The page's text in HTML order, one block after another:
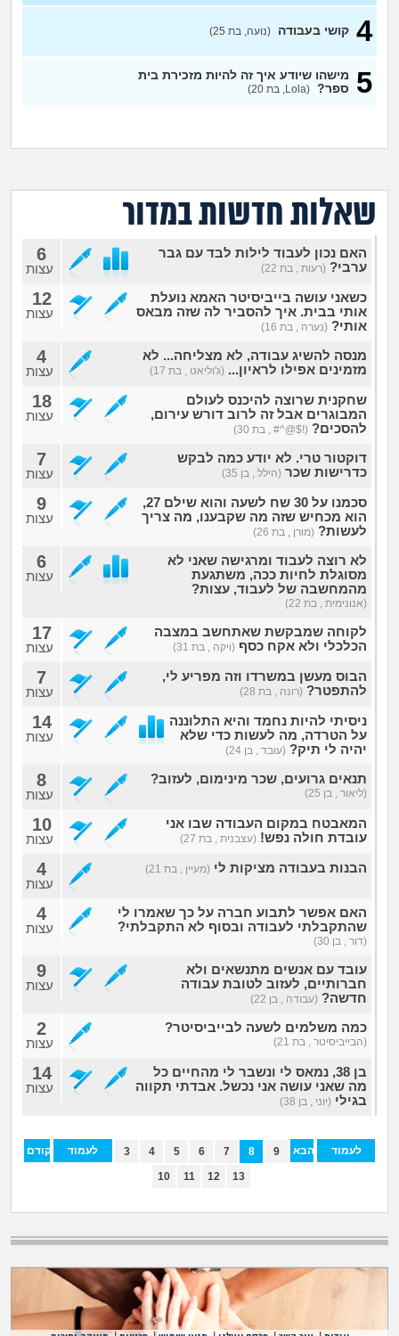
עבודה וקריירה
חברים ואנשים
מה שעובר עליי
שומרים על הגוף
יוקר המחיה
גאווה
4 קושי בעבודה (נועה, בת 25)
5
מישהו שיודע איך זה להיות מזכירת בית
ספר? (Lola, בת 20)
שאלות חדשות במדור
האם נכון לעבוד לילות לבד עם גבר
ערבי? (רעות , בת 22)
6
עצות
כשאני עושה בייביסיטר האמא נועלת
אותי בבית. איך להסביר לה שזה מבאס
אותי? (נערה , בת 16)
12
עצות
מנסה להשיג עבודה, לא מצליחה... לא
מזמינים אפילו לראיון... (ג'וליאט , בת 17)
4
עצות
שחקנית שרוצה להיכנס לעולם
המבוגרים אבל זה לרוב דורש עירום,
להסכים? (!$@^# , בת 30)
18
עצות
דוקטור טרי. לא יודע כמה לבקש
כדרישות שכר (הילל , בן 35)
7
עצות
סכמנו על 30 שח לשעה והוא שילם 27,
הוא מכחיש שזה מה שקבענו, מה צריך
לעשות? (מורן , בת 26)
9
עצות
לא רוצה לעבוד ומרגישה שאני לא
מסוגלת לחיות ככה, משתגעת
מהמחשבה של לעבוד, עצות?
(אנונימית , בת 22)
6
עצות
לקוחה שמבקשת שאתחשב במצבה
הכלכלי ולא אקח כסף (ויקה , בת 31)
17
עצות
הבוס מעשן במשרדו וזה מפריע לי,
להתפטר? (רונה , בת 28)
7
עצות
ניסיתי להיות נחמד והיא התלוננה
על הטרדה, מה לעשות כדי שלא
יהיה לי תיק? (עובד , בן 24)
14
עצות
תנאים גרועים, שכר מינימום, לעזוב?
(ליאור , בן 25)
8
עצות
המאבטח במקום העבודה שבו אני
עובדת חולה נפש! (עצבנית , בת 27)
10
עצות
הבנות בעבודה מציקות לי (מעיין , בת 21) 4
עצות
האם אפשר לתבוע חברה על כך שאמרו לי
שהתקבלתי לעבודה ובסוף לא התקבלתי?
(דור , בן 30)
4
עצות
עובד עם אנשים מתנשאים ולא
חברותיים, לעזוב לטובת עבודה
חדשה? (עבודה , בן 22)
9
עצות
כמה משלמים לשעה לבייביסיטר?
(הבייביסיטר , בת 21)
2
עצות
בן 38, נמאס לי ונשבר לי מהחיים כל
מה שאני עושה אני נכשל. אבדתי תקווה
בגילי (יוני , בן 38)
14
עצות
הקודם
לעמוד
3 4 5 6 7 8
9
10
11 12 13
הבא
לעמוד